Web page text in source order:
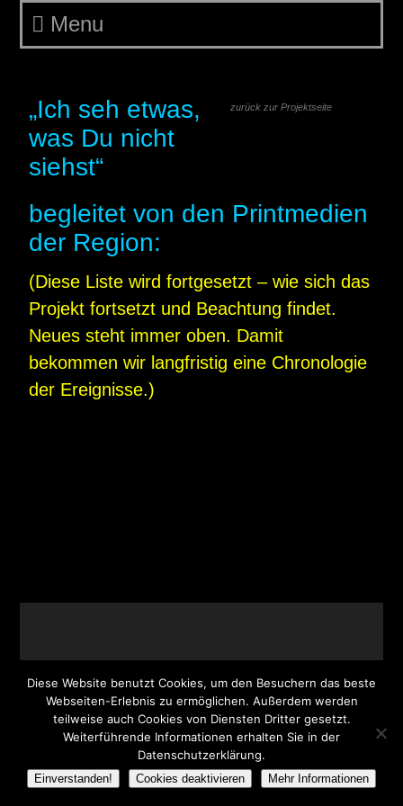
Menu
zurück zur Projektseite
„Ich seh etwas,
was Du nicht
siehst“
begleitet von den Printmedien
der Region:
(Diese Liste wird fortgesetzt – wie sich das
Projekt fortsetzt und Beachtung findet.
Neues steht immer oben. Damit
bekommen wir langfristig eine Chronologie
der Ereignisse.)
© 2026 Graphic Art Work | Lutz Schoenherr |
Design & Programmierung:DSIGNO
Werbeagentur Landau
Diese Website benutzt Cookies, um den Besuchern das beste
Webseiten-Erlebnis zu ermöglichen. Außerdem werden
teilweise auch Cookies von Diensten Dritter gesetzt.
Weiterführende Informationen erhalten Sie in der
Datenschutzerklärung.
Einverstanden! Cookies deaktivieren Mehr Informationen